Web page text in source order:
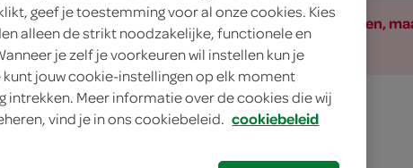
Let op: aanbiedingen zijn niet zichtbaar bij de producten,
verwerkt in de winkelmand.
geef je toestemming voor al onze cookies. Kies
alleen de strikt noodzakelijke, functionele en
je zelf je voorkeuren wil instellen kun je
kunt jouw cookie-instellingen op elk moment
intrekken. Meer informatie over de cookies die wij
vind je in ons cookiebeleid. cookiebeleid